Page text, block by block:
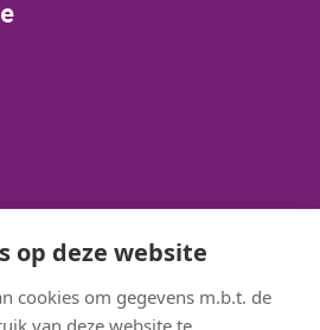
op deze website
cookies om gegevens m.b.t. de
van deze website te